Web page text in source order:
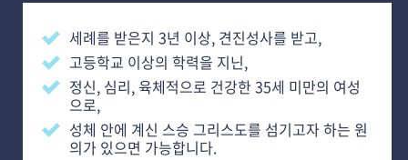
세례를 받은지 3년 이상, 견진성사를 받고,
고등학교 이상의 학력을 지닌,
정신, 심리, 육체적으로 건강한 35세 미만의 여성
으로,
성체 안에 계신 스승 그리스도를 섬기고자 하는 원
의가 있으면 가능합니다.